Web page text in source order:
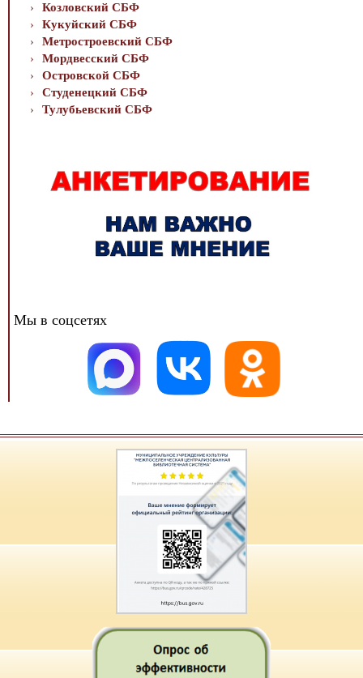
Козловский СБФ
Кукуйский СБФ
Метростроевский СБФ
Мордвесский СБФ
Островской СБФ
Студенецкий СБФ
Тулубьевский СБФ
Мы в соцсетях